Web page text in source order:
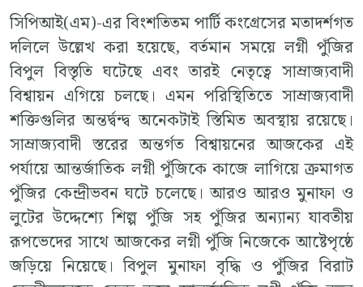
সিপিআই(এম)-এর বিংশতিতম পার্টি কংগ্রেসের মতাদর্শগত
দলিলে উল্লেখ করা হয়েছে, বর্তমান সময়ে লগ্নী পুঁজির
বিপুল বিস্তৃতি ঘটেছে এবং তারই নেতৃত্বে সাম্রাজ্যবাদী
বিশ্বায়ন এগিয়ে চলছে। এমন পরিস্থিতিতে সাম্রাজ্যবাদী
শক্তিগুলির অন্তর্দ্বন্দ্ব অনেকটাই স্তিমিত অবস্থায় রয়েছে।
সাম্রাজ্যবাদী স্তরের অন্তর্গত বিশ্বায়নের আজকের এই
পর্যায়ে আন্তর্জাতিক লগ্নী পুঁজিকে কাজে লাগিয়ে ক্রমাগত
পুঁজির কেন্দ্রীভবন ঘটে চলেছে। আরও আরও মুনাফা ও
লুটের উদ্দেশ্যে শিল্প পুঁজি সহ পুঁজির অন্যান্য যাবতীয়
রূপভেদের সাথে আজকের লগ্নী পুঁজি নিজেকে আষ্টেপৃষ্ঠে
জড়িয়ে নিয়েছে। বিপুল মুনাফা বৃদ্ধি ও পুঁজির বিরাট